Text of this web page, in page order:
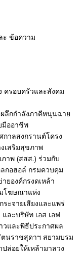
ครอบครัวและสังคม
ลึกกำลังภาคีหนุนฉาย
มืออาชีพ
าลสงกรานต์โครง
เสริมสุขภาพ
าพ (สสส.) ร่วมกับ
กอฮอล์ กรมควบคุม
ยองค์กรงดเหล้า
โฆษณาแห่ง
ะจายเสียงและแพร่
ละบริษัท เอส เอฟ
วและพิธีประกาศผล
นราชสุดาฯ สยามบรม
ล่อยให้เหล้ามาลวง